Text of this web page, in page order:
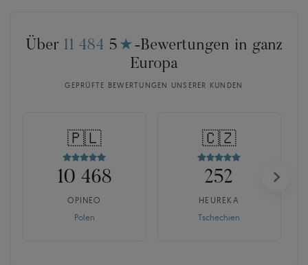
Über 11 484 5 ★ -Bewertungen in ganz
Europa
GEPRÜFTE BEWERTUNGEN UNSERER KUNDEN
🇵🇱
10 468
OPINEO
Polen
🇨🇿
252
HEUREKA
Tschechien